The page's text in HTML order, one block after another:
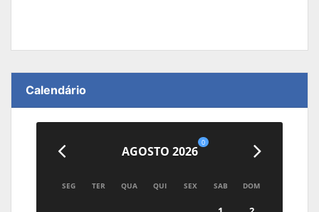
Calendário
AGOSTO 2026
0
SEG TER QUA QUI SEX SAB DOM